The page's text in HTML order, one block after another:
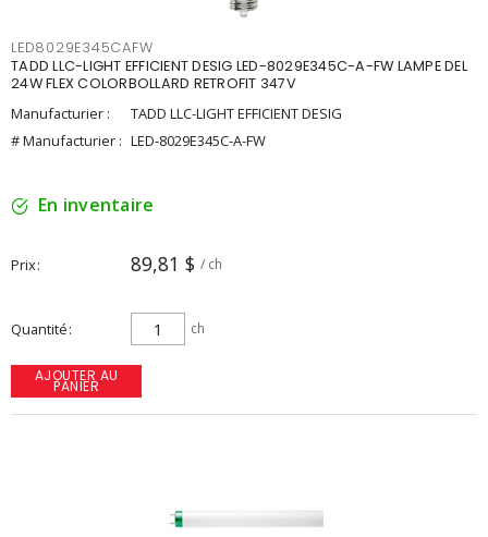
LED8029E345CAFW
TADD LLC-LIGHT EFFICIENT DESIG LED-8029E345C-A-FW LAMPE DEL
24W FLEX COLORBOLLARD RETROFIT 347V
Manufacturier :
TADD LLC-LIGHT EFFICIENT DESIG
# Manufacturier : LED-8029E345C-A-FW
En inventaire
Prix 89,81 $ / ch
Quantité ch
AJOUTER AU
PANIER